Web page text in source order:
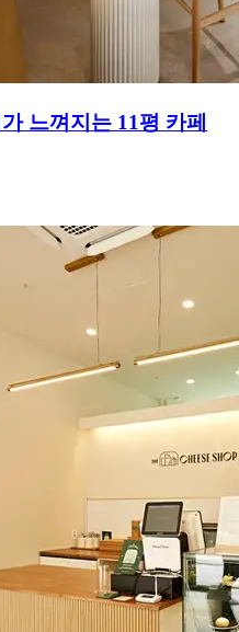
느껴지는 11평 카페